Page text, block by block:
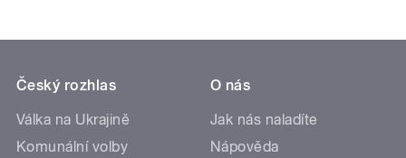
Český rozhlas
Válka na Ukrajině
Komunální volby
O nás
Jak nás naladíte
Nápověda